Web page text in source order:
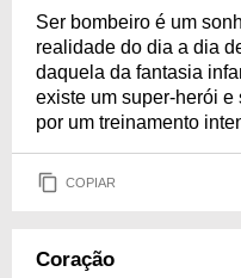
Ser bombeiro é um
realidade do dia a dia
daquela da fantasia
existe um super-herói
por um treinamento
COPIAR
Coração